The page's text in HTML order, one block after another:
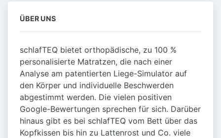
ÜBER UNS
schlafTEQ bietet orthopädische, zu 100 %
personalisierte Matratzen, die nach einer
Analyse am patentierten Liege-Simulator auf
den Körper und individuelle Beschwerden
abgestimmt werden. Die vielen positiven
Google-Bewertungen sprechen für sich. Darüber
hinaus gibt es bei schlafTEQ vom Bett über das
Kopfkissen bis hin zu Lattenrost und Co. viele